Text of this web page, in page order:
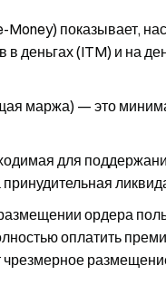
показывает,
деньгах (ITM) и на
маржа) — это
для
ордера
оплатить